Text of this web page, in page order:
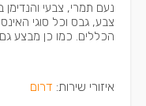
נעם תמרי, צבעי
צבע, גבס וכל סוגי
הכללים. כמו כן מבצע גם
איזורי שירות: דרום